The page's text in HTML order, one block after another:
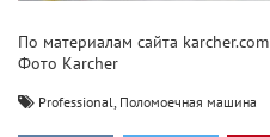
По материалам сайта karcher.com
Фото Karcher
Professional, Поломоечная машина